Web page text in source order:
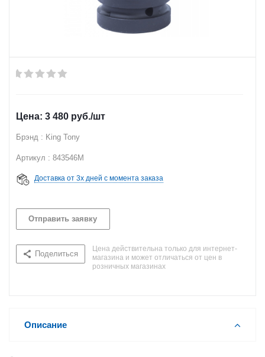
3 480 руб./шт
Брэнд : King Tony
Артикул : 843546M
Доставка от 3х дней с момента заказа
Отправить заявку
Поделиться
Цена действительна только для интернет-
магазина и может отличаться от цен в
розничных магазинах
Описание